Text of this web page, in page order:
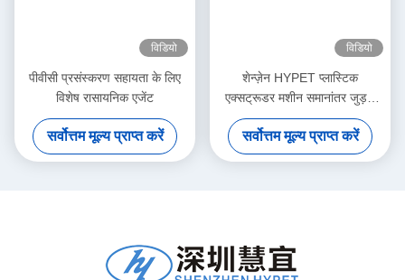
विडियो
पीवीसी प्रसंस्करण सहायता के लिए
विशेष रासायनिक एजेंट
सर्वोत्तम मूल्य प्राप्त करें
विडियो
शेन्ज़ेन HYPET प्लास्टिक
एक्सट्रूडर मशीन समानांतर जुड़वां
पेंच प्लास्टिक एक्सट्रूडर मशीन
प्लास्टिक एक्सट्रूडर मशीन
सर्वोत्तम मूल्य प्राप्त करें